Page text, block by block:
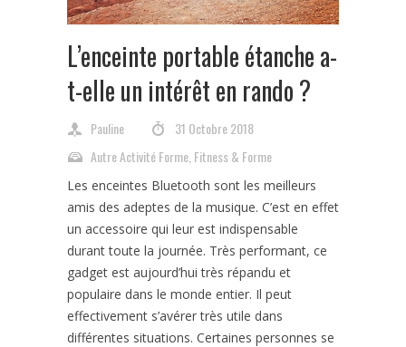
L’enceinte portable étanche a-
t-elle un intérêt en rando ?
Pauline
31 Octobre 2018
Autre Activité Forme Fitness & Forme
Les enceintes Bluetooth sont les meilleurs
amis des adeptes de la musique. C’est en effet
un accessoire qui leur est indispensable
durant toute la journée. Très performant, ce
gadget est aujourd’hui très répandu et
populaire dans le monde entier. Il peut
effectivement s’avérer très utile dans
différentes situations. Certaines personnes se